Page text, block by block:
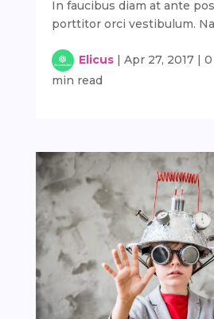
In faucibus diam at ante
porttitor orci vestibulum.
Elicus| Apr 27, 2017| 0
min read